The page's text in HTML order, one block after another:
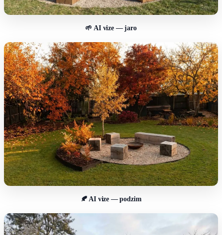
🌱 AI vize — jaro
🍂 AI vize — podzim